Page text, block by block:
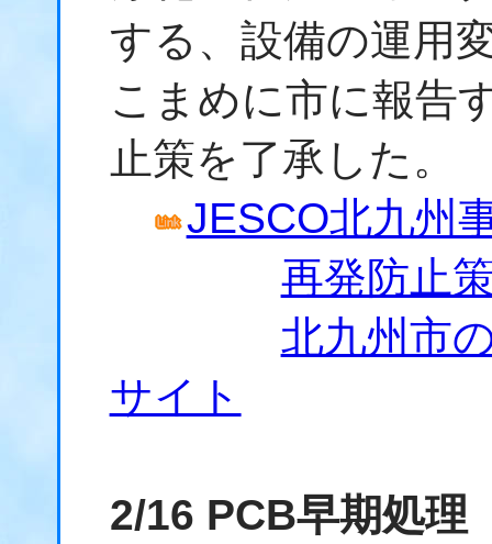
する、設備の運用
こまめに市に報告
止策を了承した。
JESCO北九州
再発防止
北九州市
サイト
2/16 PCB早期処